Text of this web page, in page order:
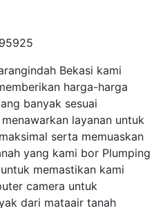
Bekasi kami
harga-harga
banyak sesuai
layanan untuk
serta memuaskan
yang kami bor Plumping
memastikan kami
camera untuk
dari mataair tanah